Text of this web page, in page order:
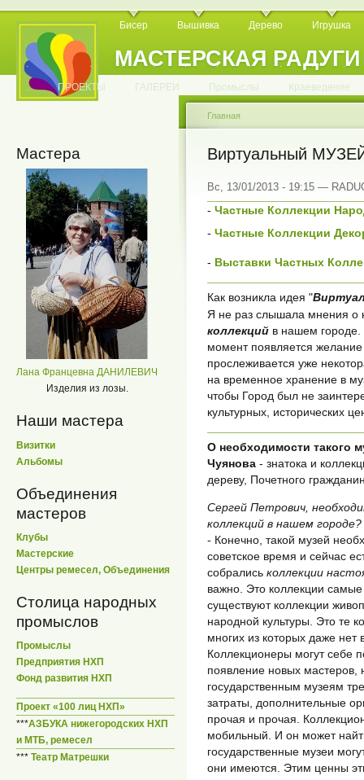
МАСТЕРСКАЯ РАДУГИ
Бисер Вышивка Дерево Игрушка
. . . . . . . . . . .
. ПРОЕКТЫ ГАЛЕРЕИ Промыслы Краеведение
Мастера
Лана Францевна ДАНИЛЕВИЧ
Изделия из лозы.
Наши мастера
Визитки
Альбомы
Объединения
мастеров
Клубы
Мастерские
Центры ремесел, Объединения
Столица народных
промыслов
Промыслы
Предприятия НХП
Фонд развития НХП
Проект «100 лиц НХП»
***АЗБУКА нижегородских НХП
и МТБ, ремесел
*** Театр Матрешки
Главная
Виртуальный
Вс, 13/01/2013 - 19:15 —
- Частные Коллекции
- Частные Коллекции
- Выставки Частных
Как возникла идея "
Я не раз слышала мнения о
коллекций в нашем городе.
момент появляется
прослеживается уже
на временное хранение в
чтобы Город был не
культурных, исторических
О необходимости такого
Чуянова - знатока и
дереву, Почетного
Сергей Петрович,
коллекций в нашем городе?
- Конечно, такой музей
советское время и сейчас
собрались коллекции
важно. Это коллекции
существуют коллекции
народной культуры. Это те
многих из которых даже нет
Коллекционеры могут себе
появление новых мастеров,
государственным музеям
затраты, дополнительные
прочая и прочая.
мобильный. И он может
государственные музеи
они имеются. Этим ценны